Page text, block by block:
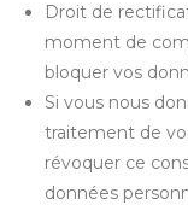
Droit de
moment de
bloquer vos
Si vous nous
traitement de
révoquer ce
données